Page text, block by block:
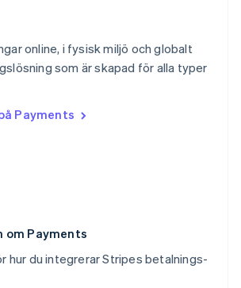
online, i fysisk miljö och globalt
som är skapad för alla typer
Payments
om Payments
hur du integrerar Stripes betalnings-
ItalianoEnglish